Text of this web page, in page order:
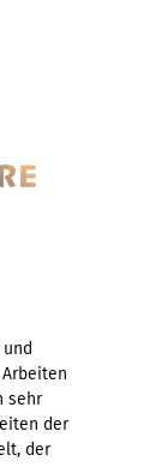
sehr
der
der